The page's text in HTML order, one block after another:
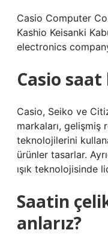
Casio Computer
Kashio Keisanki
electronics
Casio
Casio, Seiko ve
markaları,
teknolojilerini
ürünler tasarlar.
ışık teknolojisinde
Saatin
anlarız?